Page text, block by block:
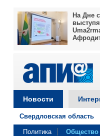
На Дне
Новости
Свердловская область
Политика Общество